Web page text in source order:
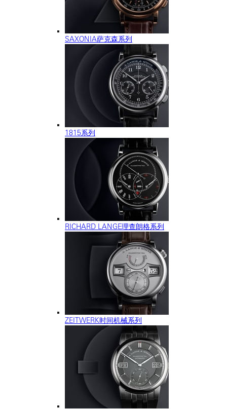
SAXONIA萨克森系列
1815系列
RICHARD LANGE理查朗格系列
ZEITWERK时间机械系列